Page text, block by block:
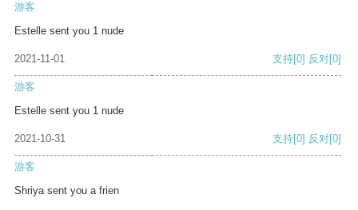
游客
Estelle sent you 1 nude
2021-11-01 支持[0] 反对[0]
游客
Estelle sent you 1 nude
2021-10-31 支持[0] 反对[0]
游客
Shriya sent you a frien